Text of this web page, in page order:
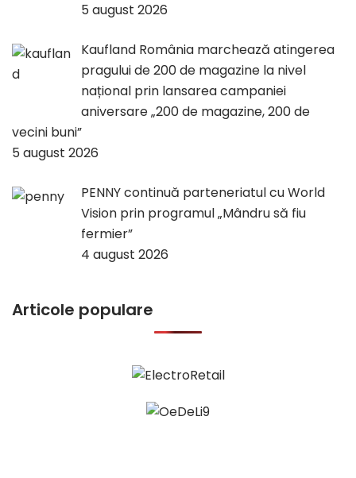
5 august 2026
Kaufland România marchează atingerea
pragului de 200 de magazine la nivel
național prin lansarea campaniei
aniversare „200 de magazine, 200 de
vecini buni”
5 august 2026
PENNY continuă parteneriatul cu World
Vision prin programul „Mândru să fiu
fermier”
4 august 2026
Articole populare